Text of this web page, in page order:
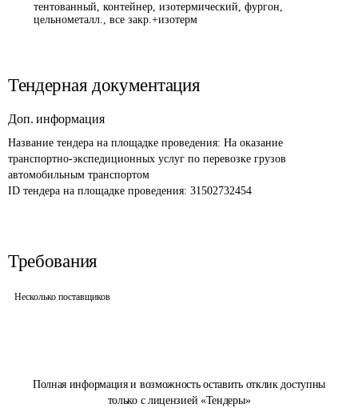
Полная информация и возможность оставить отклик доступны
только с лицензией «Тендеры»
тентованный, контейнер, изотермический, фургон,
цельнометалл., все закр.+изотерм
Тендерная документация
Доп. информация
Название тендера на площадке проведения: На оказание
транспортно-экспедиционных услуг по перевозке грузов
автомобильным транспортом
ID тендера на площадке проведения: 31502732454
Требования
Несколько поставщиков